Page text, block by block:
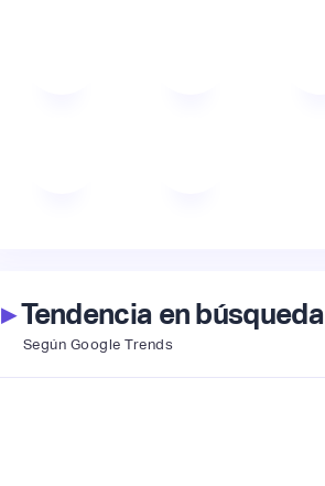
▸Tendencia en búsqueda
Según Google Trends